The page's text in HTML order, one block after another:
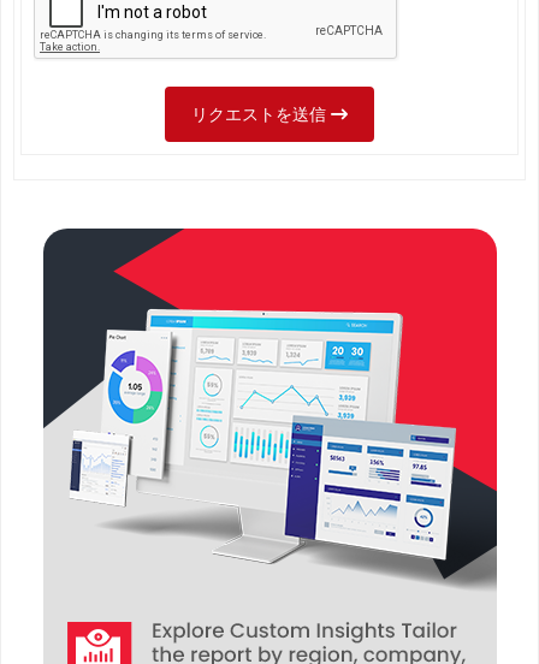
リクエストを送信